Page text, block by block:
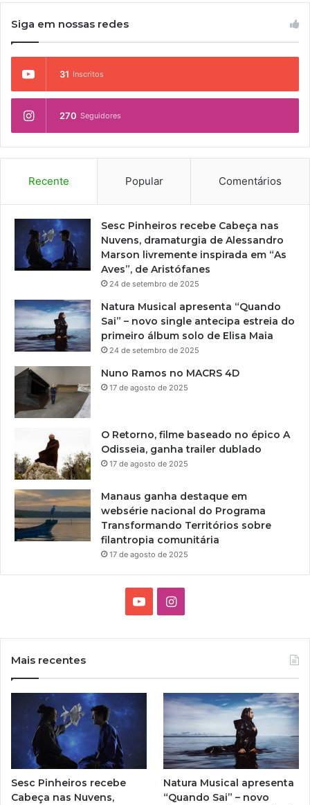
n
O
•
Siga em nossas redes
31 Inscritos
270 Seguidores
Recente Popular Comentários
Sesc Pinheiros recebe Cabeça nas
Nuvens, dramaturgia de Alessandro
Marson livremente inspirada em “As
Aves”, de Aristófanes
24 de setembro de 2025
Natura Musical apresenta “Quando
Sai” – novo single antecipa estreia do
primeiro álbum solo de Elisa Maia
24 de setembro de 2025
Nuno Ramos no MACRS 4D
17 de agosto de 2025
O Retorno, filme baseado no épico A
Odisseia, ganha trailer dublado
17 de agosto de 2025
Manaus ganha destaque em
websérie nacional do Programa
Transformando Territórios sobre
filantropia comunitária
17 de agosto de 2025
e
I
g
r
a
Mais recentes
Sesc Pinheiros recebe
Cabeça nas Nuvens,
Natura Musical apresenta
“Quando Sai” – novo